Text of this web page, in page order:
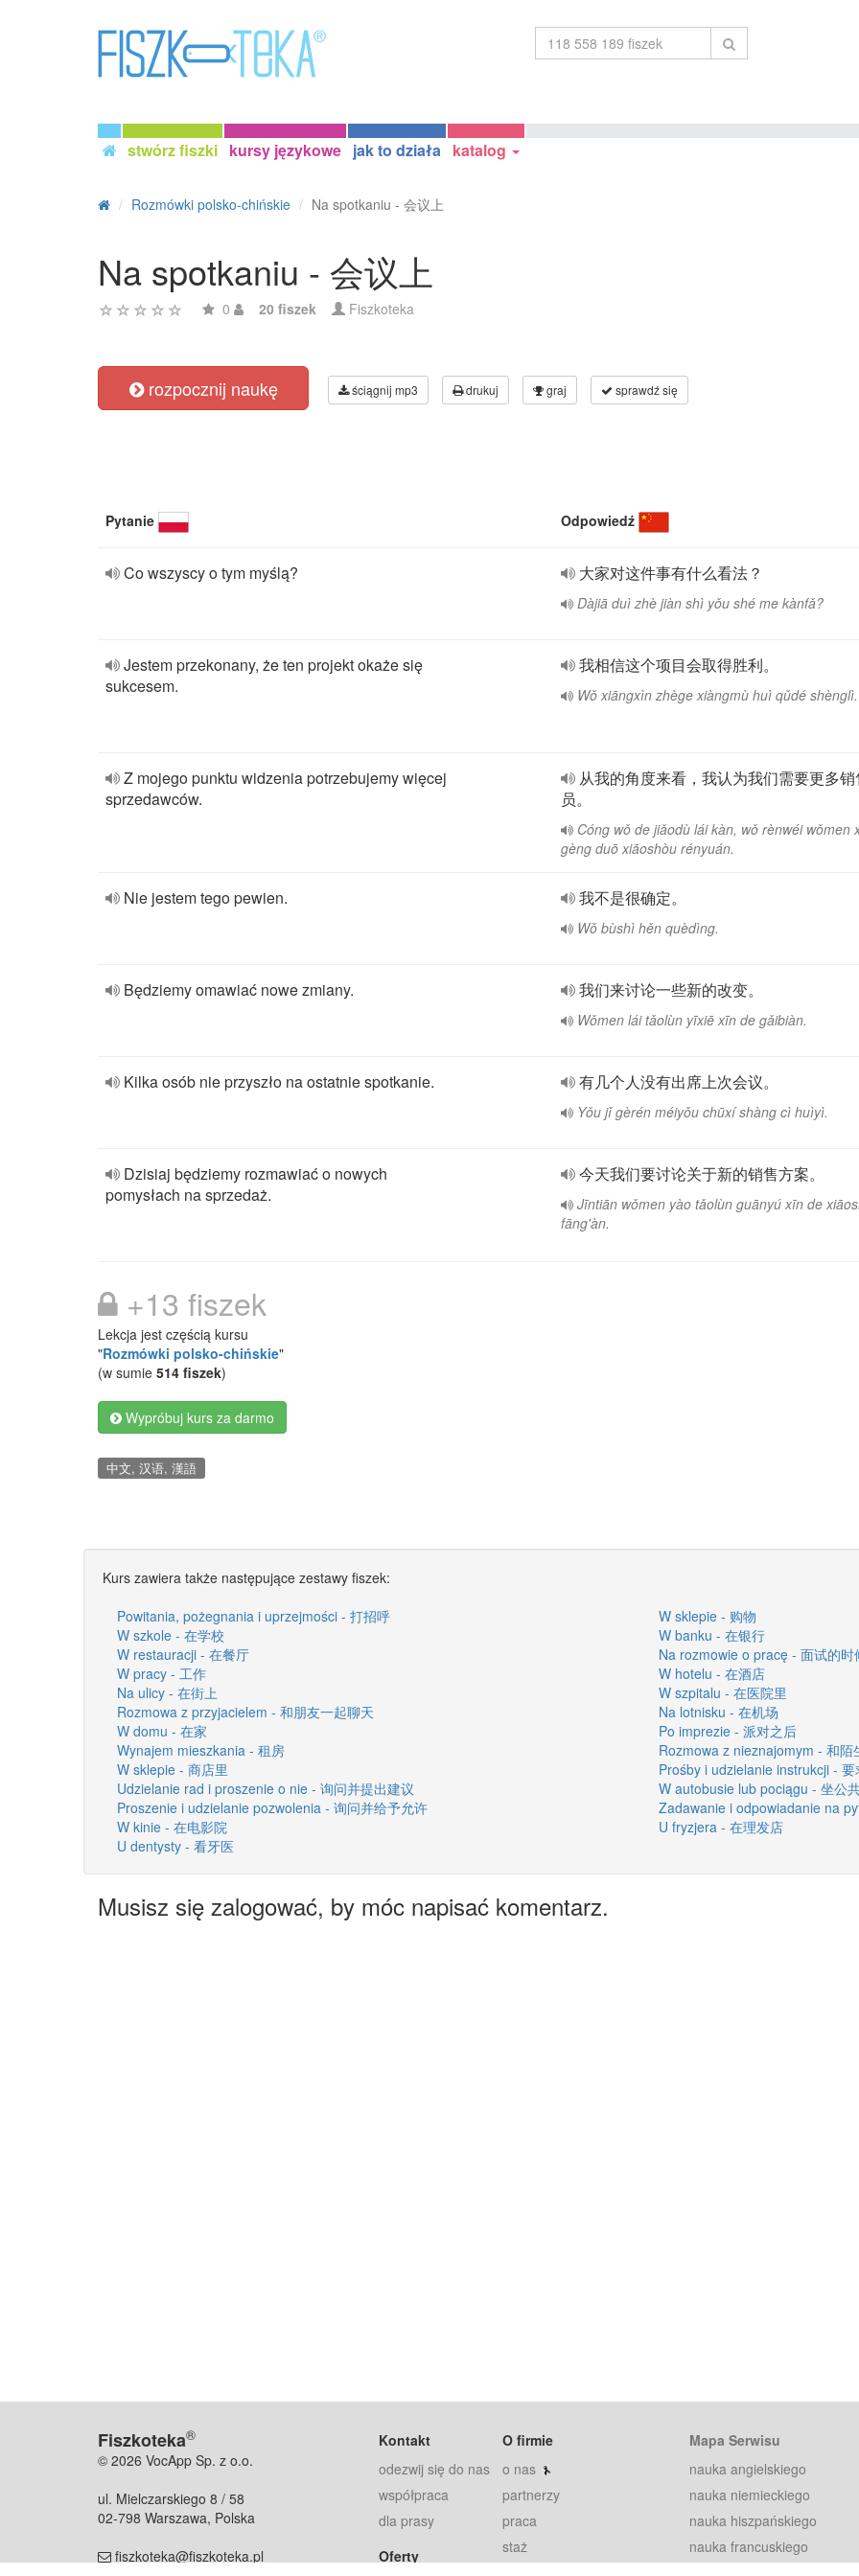
stwórz fiszki kursy językowe jak to działa katalog
Rozmówki polsko-chińskie Na spotkaniu - 会议上
Na spotkaniu - 会议上
0 20 fiszek Fiszkoteka
rozpocznij naukę ściągnij mp3 drukuj graj sprawdź się
Pytanie Odpowiedź
Co wszyscy o tym myślą? 大家对这件事有什么看法？
Dàjiā duì zhè jiàn shì yǒu shé me kànfǎ?
Jestem przekonany, że ten projekt okaże się
sukcesem.
我相信这个项目会取得胜利。
Wǒ xiāngxìn zhège xiàngmù huì qǔdé shènglì.
Z mojego punktu widzenia potrzebujemy więcej
sprzedawców.
从我的角度来看，我认为我们需要更多
员。
Cóng wǒ de jiǎodù lái kàn, wǒ rènwéi wǒmen
gèng duō xiāoshòu rényuán.
Nie jestem tego pewien. 我不是很确定。
Wǒ bùshì hěn quèdìng.
Będziemy omawiać nowe zmiany. 我们来讨论一些新的改变。
Wǒmen lái tǎolùn yīxiē xīn de gǎibiàn.
Kilka osób nie przyszło na ostatnie spotkanie. 有几个人没有出席上次会议。
Yǒu jǐ gèrén méiyǒu chūxí shàng cì huìyì.
Dzisiaj będziemy rozmawiać o nowych
pomysłach na sprzedaż.
今天我们要讨论关于新的销售方案。
Jīntiān wǒmen yào tǎolùn guānyú xīn de
fāng'àn.
+13 fiszek
Lekcja jest częścią kursu
"Rozmówki polsko-chińskie"
(w sumie 514 fiszek)
Wypróbuj kurs za darmo
中文, 汉语, 漢語
Kurs zawiera także następujące zestawy fiszek:
Powitania, pożegnania i uprzejmości - 打招呼
W sklepie - 购物
W szkole - 在学校
W banku - 在银行
W restauracji - 在餐厅
Na rozmowie o pracę - 面试的时
W pracy - 工作
W hotelu - 在酒店
Na ulicy - 在街上
W szpitalu - 在医院里
Rozmowa z przyjacielem - 和朋友一起聊天
Na lotnisku - 在机场
W domu - 在家
Po imprezie - 派对之后
Wynajem mieszkania - 租房
Rozmowa z nieznajomym - 和陌
W sklepie - 商店里
Prośby i udzielanie instrukcji -
Udzielanie rad i proszenie o nie - 询问并提出建议
W autobusie lub pociągu - 坐公
Proszenie i udzielanie pozwolenia - 询问并给予允许
Zadawanie i odpowiadanie na
W kinie - 在电影院
U fryzjera - 在理发店
U dentysty - 看牙医
Musisz się zalogować, by móc napisać komentarz.
Fiszkoteka®
© 2026 VocApp Sp. z o.o.
ul. Mielczarskiego 8 / 58
02-798 Warszawa, Polska
fiszkoteka@fiszkoteka.pl
Kontakt
odezwij się do nas
współpraca
dla prasy
Oferty
O firmie
o nas
partnerzy
praca
staż
Mapa Serwisu
nauka angielskiego
nauka niemieckiego
nauka hiszpańskiego
nauka francuskiego